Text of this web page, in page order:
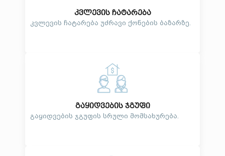
კვლევის ჩატარება
კვლევის ჩატარება უძრავი ქონების ბაზარზე.
გაყიდვების ჯგუფი
გაყიდვების ჯგუფის სრული მომსახურება.